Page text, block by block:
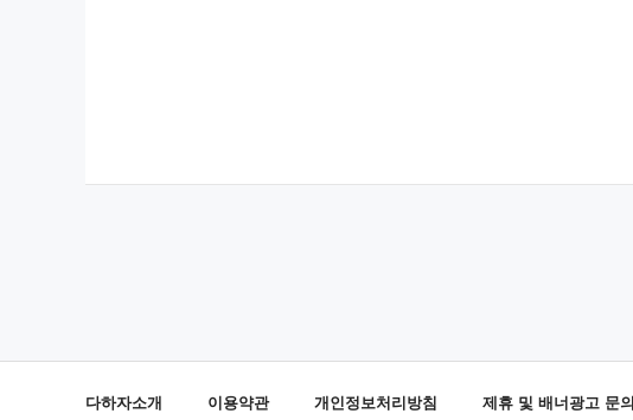
다하자소개 이용약관 개인정보처리방침 제휴 및 배너광고 문의